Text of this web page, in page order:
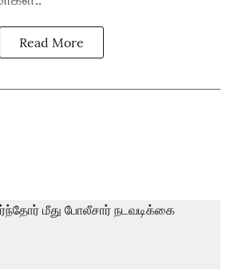
Read More